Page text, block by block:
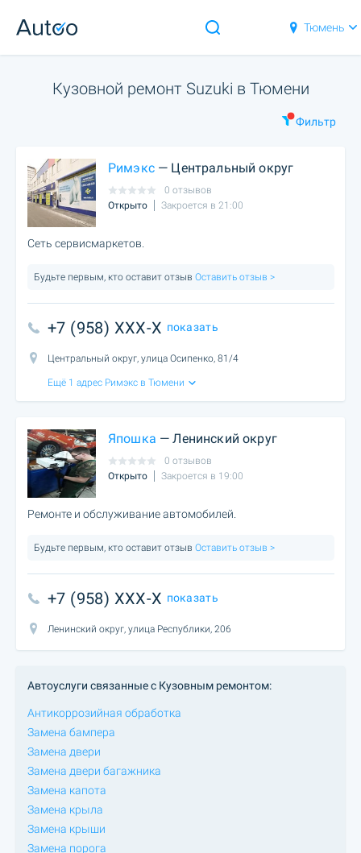
Тюмень
Кузовной ремонт Suzuki в Тюмени
Фильтр
Римэкс— Центральный округ
0 отзывов
Открыто
Закроется в 21:00
Сеть сервисмаркетов.
Будьте первым, кто оставит отзыв Оставить отзыв >
+7 (958) XXX-X показать
Центральный округ, улица Осипенко, 81/4
Ещё 1 адрес Римэкс в Тюмени
Япошка — Ленинский округ
0 отзывов
Открыто
Закроется в 19:00
Ремонте и обслуживание автомобилей.
Будьте первым, кто оставит отзыв Оставить отзыв >
+7 (958) XXX-X показать
Ленинский округ, улица Республики, 206
Автоуслуги связанные с Кузовным ремонтом:
Антикоррозийная обработка
Замена бампера
Замена двери
Замена двери багажника
Замена капота
Замена крыла
Замена крыши
Замена порога